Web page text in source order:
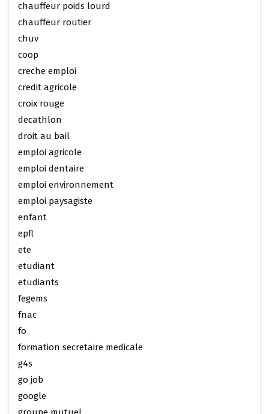
chauffeur poids lourd
chauffeur routier
chuv
coop
creche emploi
credit agricole
croix rouge
decathlon
droit au bail
emploi agricole
emploi dentaire
emploi environnement
emploi paysagiste
enfant
epfl
ete
etudiant
etudiants
fegems
fnac
fo
formation secretaire medicale
g4s
go job
google